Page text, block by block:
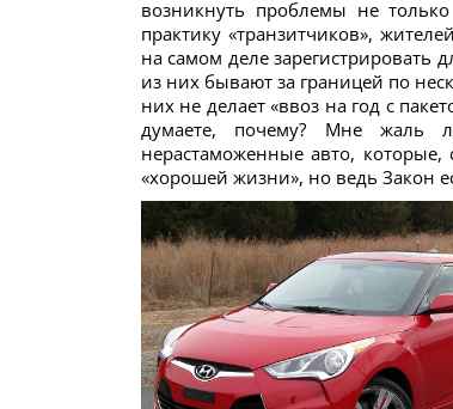
возникнуть проблемы не
практику «транзитчиков»,
на самом деле
из них бывают за границей по
них не делает «ввоз на год с
думаете, почему? Мне жаль
нерастаможенные авто,
«хорошей жизни», но ведь Закон